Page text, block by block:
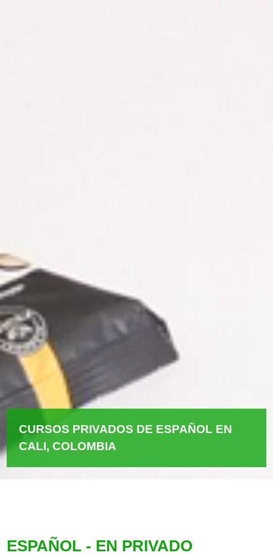
CURSOS PRIVADOS DE ESPAÑOL EN
CALI, COLOMBIA
ESPAÑOL - EN PRIVADO